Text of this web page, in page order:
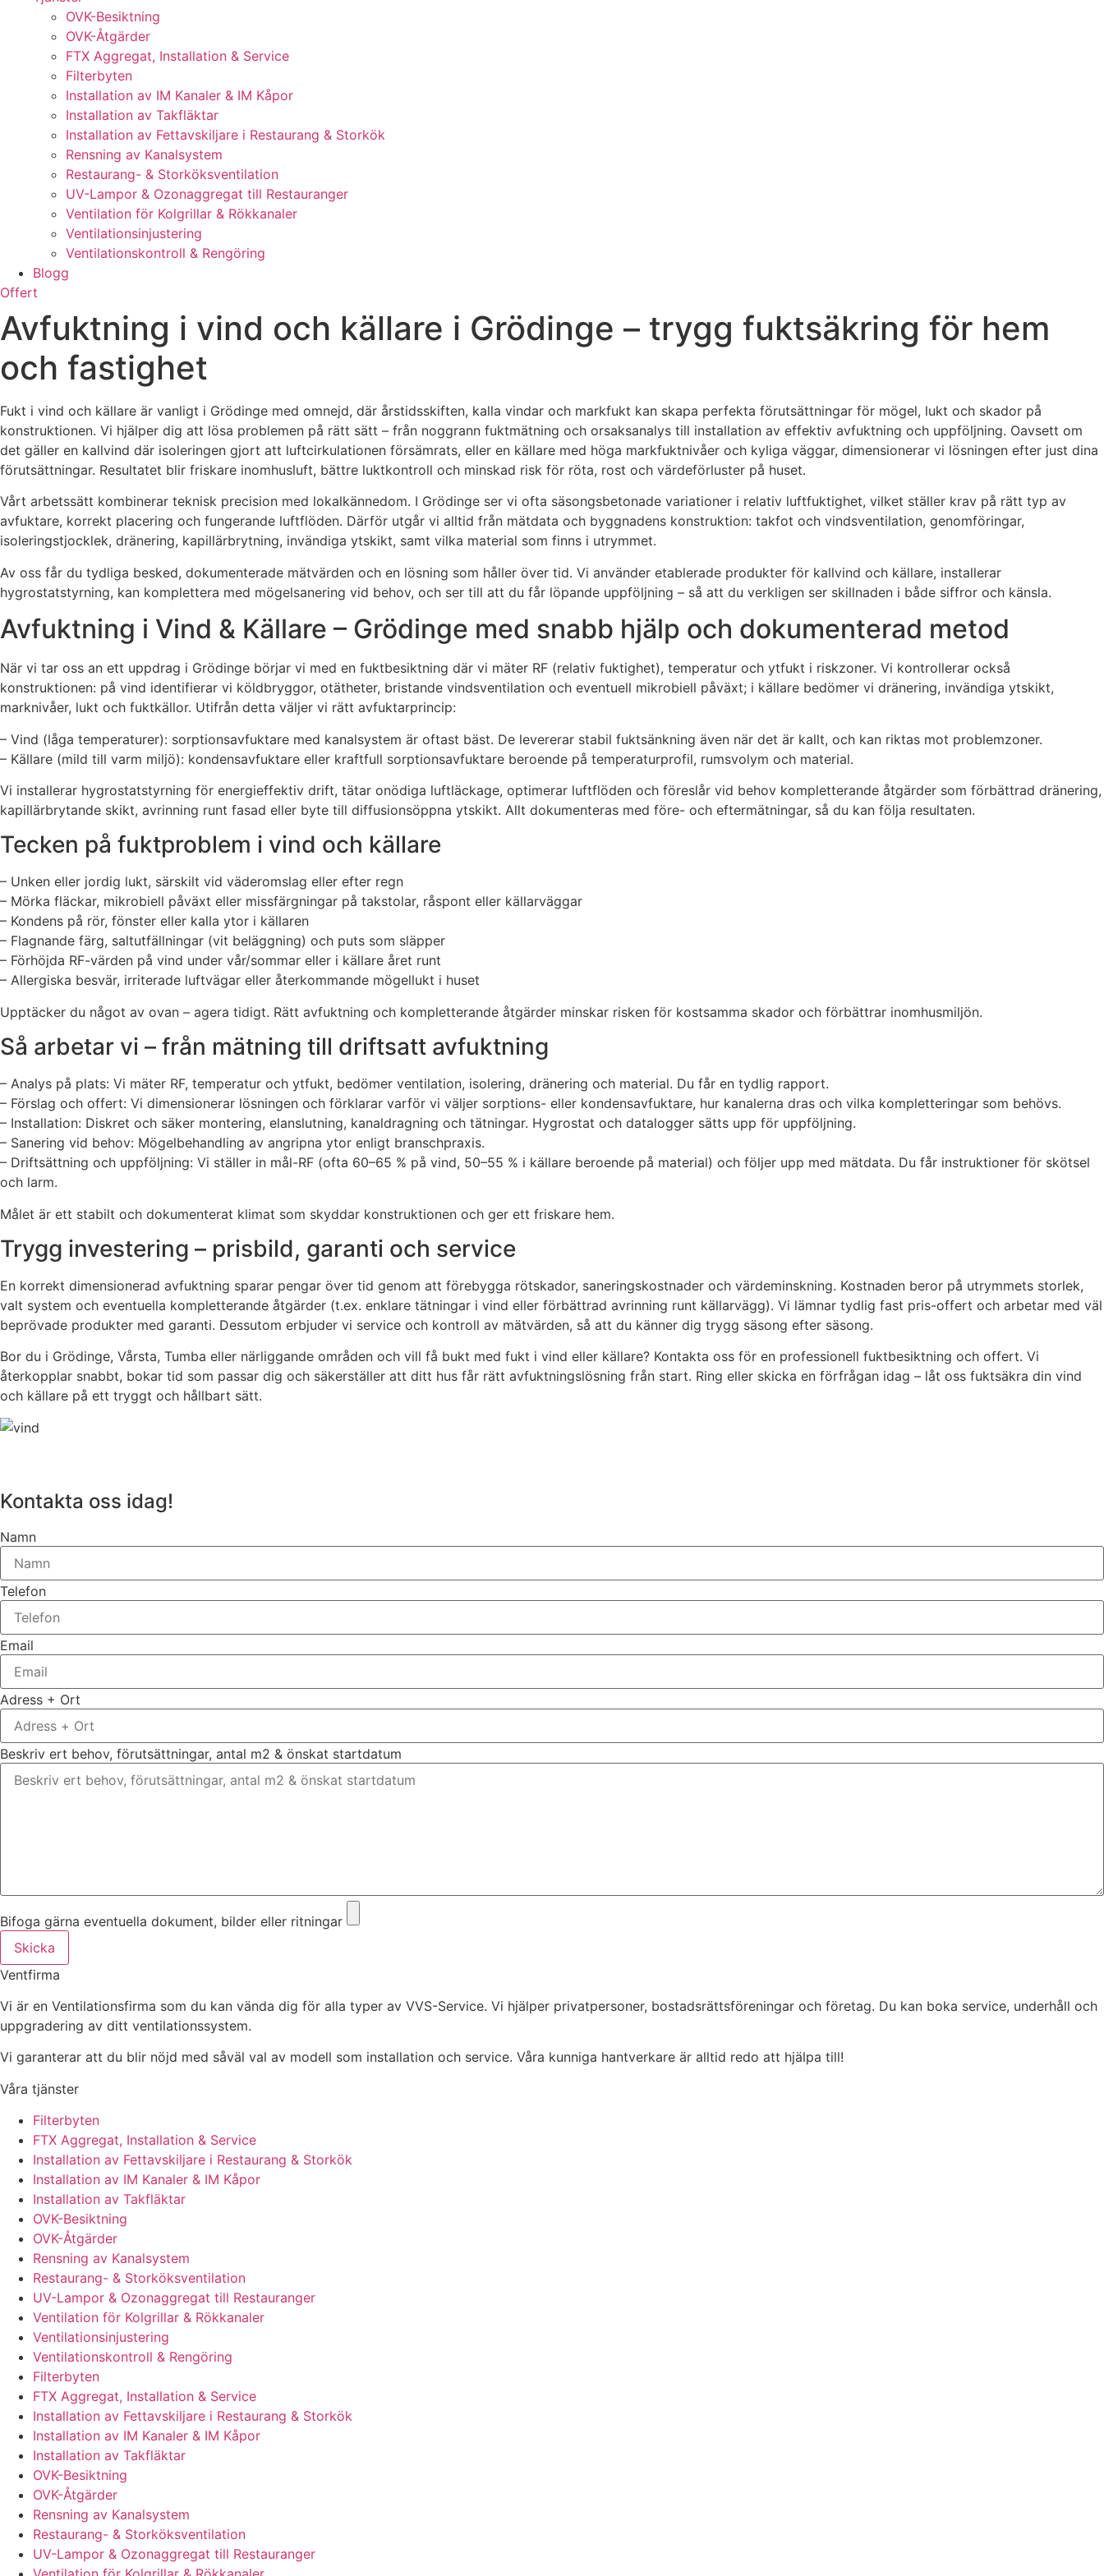
OVK-Besiktning
OVK-Åtgärder
FTX Aggregat, Installation & Service
Filterbyten
Installation av IM Kanaler & IM Kåpor
Installation av Takfläktar
Installation av Fettavskiljare i Restaurang & Storkök
Rensning av Kanalsystem
Restaurang- & Storköksventilation
UV-Lampor & Ozonaggregat till Restauranger
Ventilation för Kolgrillar & Rökkanaler
Ventilationsinjustering
Ventilationskontroll & Rengöring
Blogg
Offert
Avfuktning i vind och källare i Grödinge – trygg fuktsäkring för hem
och fastighet
Fukt i vind och källare är vanligt i Grödinge med omnejd, där årstidsskiften, kalla vindar och markfukt kan skapa perfekta förutsättningar för mögel, lukt och skador på
konstruktionen. Vi hjälper dig att lösa problemen på rätt sätt – från noggrann fuktmätning och orsaksanalys till installation av effektiv avfuktning och uppföljning. Oavsett om
det gäller en kallvind där isoleringen gjort att luftcirkulationen försämrats, eller en källare med höga markfuktnivåer och kyliga väggar, dimensionerar vi lösningen efter just dina
förutsättningar. Resultatet blir friskare inomhusluft, bättre luktkontroll och minskad risk för röta, rost och värdeförluster på huset.
Vårt arbetssätt kombinerar teknisk precision med lokalkännedom. I Grödinge ser vi ofta säsongsbetonade variationer i relativ luftfuktighet, vilket ställer krav på rätt typ av
avfuktare, korrekt placering och fungerande luftflöden. Därför utgår vi alltid från mätdata och byggnadens konstruktion: takfot och vindsventilation, genomföringar,
isoleringstjocklek, dränering, kapillärbrytning, invändiga ytskikt, samt vilka material som finns i utrymmet.
Av oss får du tydliga besked, dokumenterade mätvärden och en lösning som håller över tid. Vi använder etablerade produkter för kallvind och källare, installerar
hygrostatstyrning, kan komplettera med mögelsanering vid behov, och ser till att du får löpande uppföljning – så att du verkligen ser skillnaden i både siffror och känsla.
Avfuktning i Vind & Källare – Grödinge med snabb hjälp och dokumenterad metod
När vi tar oss an ett uppdrag i Grödinge börjar vi med en fuktbesiktning där vi mäter RF (relativ fuktighet), temperatur och ytfukt i riskzoner. Vi kontrollerar också
konstruktionen: på vind identifierar vi köldbryggor, otätheter, bristande vindsventilation och eventuell mikrobiell påväxt; i källare bedömer vi dränering, invändiga ytskikt,
marknivåer, lukt och fuktkällor. Utifrån detta väljer vi rätt avfuktarprincip:
– Vind (låga temperaturer): sorptionsavfuktare med kanalsystem är oftast bäst. De levererar stabil fuktsänkning även när det är kallt, och kan riktas mot problemzoner.
– Källare (mild till varm miljö): kondensavfuktare eller kraftfull sorptionsavfuktare beroende på temperaturprofil, rumsvolym och material.
Vi installerar hygrostatstyrning för energieffektiv drift, tätar onödiga luftläckage, optimerar luftflöden och föreslår vid behov kompletterande åtgärder som förbättrad dränering,
kapillärbrytande skikt, avrinning runt fasad eller byte till diffusionsöppna ytskikt. Allt dokumenteras med före- och eftermätningar, så du kan följa resultaten.
Tecken på fuktproblem i vind och källare
– Unken eller jordig lukt, särskilt vid väderomslag eller efter regn
– Mörka fläckar, mikrobiell påväxt eller missfärgningar på takstolar, råspont eller källarväggar
– Kondens på rör, fönster eller kalla ytor i källaren
– Flagnande färg, saltutfällningar (vit beläggning) och puts som släpper
– Förhöjda RF-värden på vind under vår/sommar eller i källare året runt
– Allergiska besvär, irriterade luftvägar eller återkommande mögellukt i huset
Upptäcker du något av ovan – agera tidigt. Rätt avfuktning och kompletterande åtgärder minskar risken för kostsamma skador och förbättrar inomhusmiljön.
Så arbetar vi – från mätning till driftsatt avfuktning
– Analys på plats: Vi mäter RF, temperatur och ytfukt, bedömer ventilation, isolering, dränering och material. Du får en tydlig rapport.
– Förslag och offert: Vi dimensionerar lösningen och förklarar varför vi väljer sorptions- eller kondensavfuktare, hur kanalerna dras och vilka kompletteringar som behövs.
– Installation: Diskret och säker montering, elanslutning, kanaldragning och tätningar. Hygrostat och datalogger sätts upp för uppföljning.
– Sanering vid behov: Mögelbehandling av angripna ytor enligt branschpraxis.
– Driftsättning och uppföljning: Vi ställer in mål-RF (ofta 60–65 % på vind, 50–55 % i källare beroende på material) och följer upp med mätdata. Du får instruktioner för skötsel
och larm.
Målet är ett stabilt och dokumenterat klimat som skyddar konstruktionen och ger ett friskare hem.
Trygg investering – prisbild, garanti och service
En korrekt dimensionerad avfuktning sparar pengar över tid genom att förebygga rötskador, saneringskostnader och värdeminskning. Kostnaden beror på utrymmets storlek,
valt system och eventuella kompletterande åtgärder (t.ex. enklare tätningar i vind eller förbättrad avrinning runt källarvägg). Vi lämnar tydlig fast pris-offert och arbetar med väl
beprövade produkter med garanti. Dessutom erbjuder vi service och kontroll av mätvärden, så att du känner dig trygg säsong efter säsong.
Bor du i Grödinge, Vårsta, Tumba eller närliggande områden och vill få bukt med fukt i vind eller källare? Kontakta oss för en professionell fuktbesiktning och offert. Vi
återkopplar snabbt, bokar tid som passar dig och säkerställer att ditt hus får rätt avfuktningslösning från start. Ring eller skicka en förfrågan idag – låt oss fuktsäkra din vind
och källare på ett tryggt och hållbart sätt.
Kontakta oss idag!
Namn
Telefon
Email
Adress + Ort
Beskriv ert behov, förutsättningar, antal m2 & önskat startdatum
Bifoga gärna eventuella dokument, bilder eller ritningar
Skicka
Ventfirma
Vi är en Ventilationsfirma som du kan vända dig för alla typer av VVS-Service. Vi hjälper privatpersoner, bostadsrättsföreningar och företag. Du kan boka service, underhåll och
uppgradering av ditt ventilationssystem.
Vi garanterar att du blir nöjd med såväl val av modell som installation och service. Våra kunniga hantverkare är alltid redo att hjälpa till!
Våra tjänster
Filterbyten
FTX Aggregat, Installation & Service
Installation av Fettavskiljare i Restaurang & Storkök
Installation av IM Kanaler & IM Kåpor
Installation av Takfläktar
OVK-Besiktning
OVK-Åtgärder
Rensning av Kanalsystem
Restaurang- & Storköksventilation
UV-Lampor & Ozonaggregat till Restauranger
Ventilation för Kolgrillar & Rökkanaler
Ventilationsinjustering
Ventilationskontroll & Rengöring
Filterbyten
FTX Aggregat, Installation & Service
Installation av Fettavskiljare i Restaurang & Storkök
Installation av IM Kanaler & IM Kåpor
Installation av Takfläktar
OVK-Besiktning
OVK-Åtgärder
Rensning av Kanalsystem
Restaurang- & Storköksventilation
UV-Lampor & Ozonaggregat till Restauranger